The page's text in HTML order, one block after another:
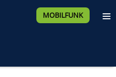
MOBILFUNK